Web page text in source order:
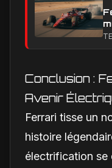
Conclusion :
Avenir
Ferrari tisse un
histoire
électrification se